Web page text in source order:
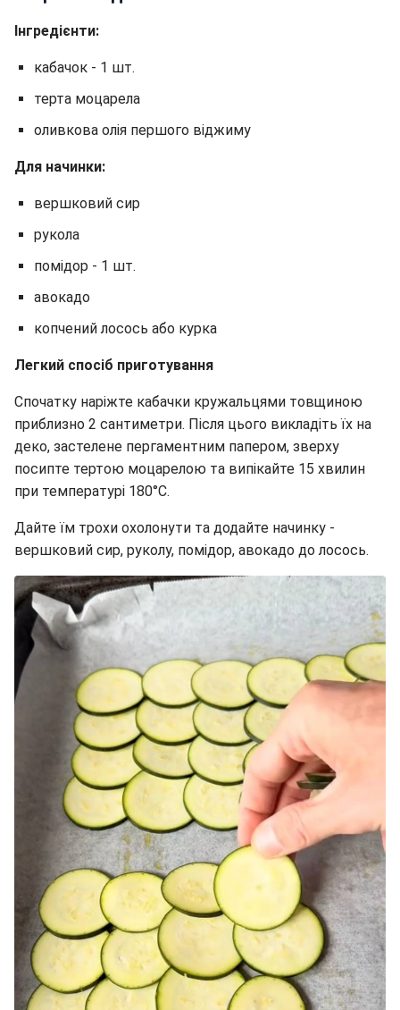
Інгредієнти:
кабачок - 1 шт.
терта моцарела
оливкова олія першого віджиму
Для начинки:
вершковий сир
рукола
помідор - 1 шт.
авокадо
копчений лосось або курка
Легкий спосіб приготування
Спочатку наріжте кабачки кружальцями товщиною
приблизно 2 сантиметри. Після цього викладіть їх на
деко, застелене пергаментним папером, зверху
посипте тертою моцарелою та випікайте 15 хвилин
при температурі 180°C.
Дайте їм трохи охолонути та додайте начинку -
вершковий сир, руколу, помідор, авокадо до лосось.